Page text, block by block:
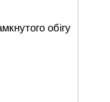
обігу